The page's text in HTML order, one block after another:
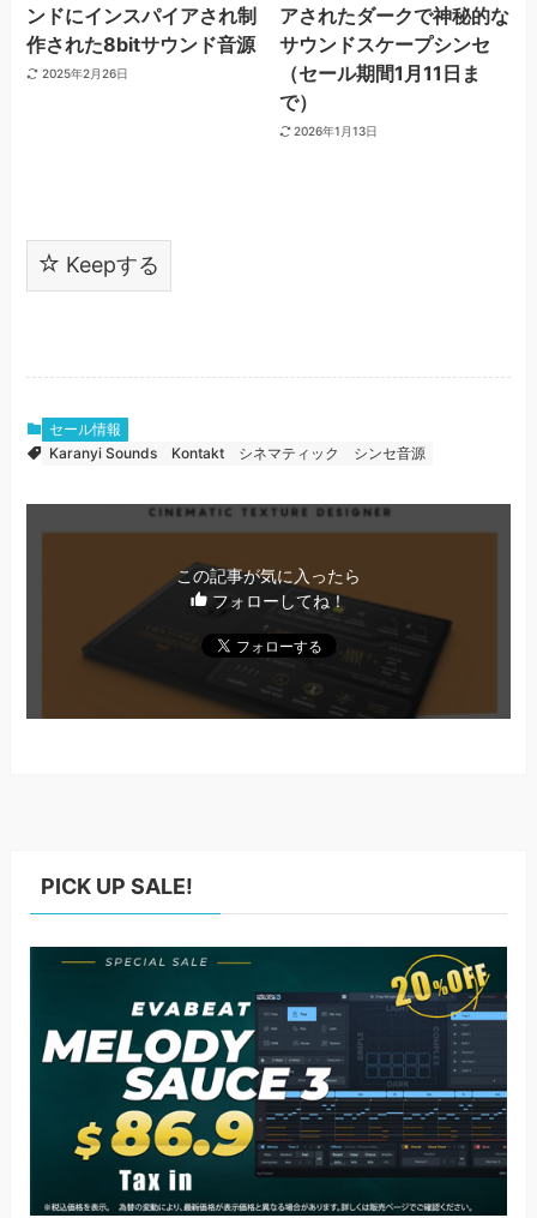
ンドにインスパイアされ制
作された8bitサウンド音源
2025年2月26日
アされたダークで神秘的な
サウンドスケープシンセ
（セール期間1月11日ま
で）
2026年1月13日
Keepする
セール情報
Karanyi Sounds
Kontakt シネマティック シンセ音源
この記事が気に入ったら
フォローしてね！
PICK UP SALE!